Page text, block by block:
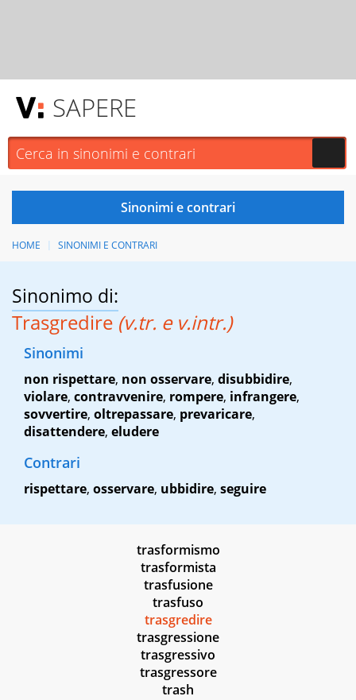
SAPERE
HOME SINONIMI E CONTRARI
Sinonimo di:
Trasgredire (v.tr. e v.intr.)
Sinonimi
non rispettare, non osservare, disubbidire,
violare, contravvenire, rompere, infrangere,
sovvertire, oltrepassare, prevaricare,
disattendere, eludere
Contrari
rispettare, osservare, ubbidire, seguire
trasformismo
trasformista
trasfusione
trasfuso
trasgredire
trasgressione
trasgressivo
trasgressore
trash